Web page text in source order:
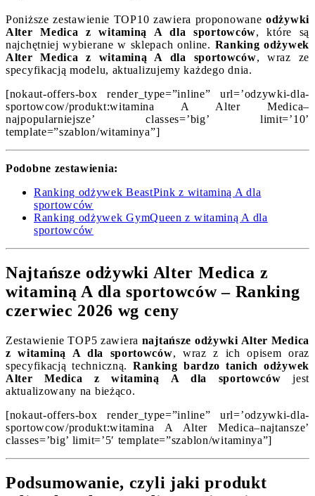
Poniższe zestawienie TOP10 zawiera proponowaneodżywki
Alter Medica z witaminą A dla sportowców, które są
najchętniej wybierane w sklepach online. Ranking odżywek
Alter Medica z witaminą A dla sportowców, wraz ze
specyfikacją modelu, aktualizujemy każdego dnia.
[nokaut-offers-box render_type=”inline” url=’odzywki-dla-
sportowcow/produkt:witamina A Alter Medica–
najpopularniejsze’ classes=’big’ limit=’10’
template=”szablon/witaminya”]
Podobne zestawienia:
Ranking odżywek BeastPink z witaminą A dla
sportowców
Ranking odżywek GymQueen z witaminą A dla
sportowców
Najtańsze odżywki Alter Medica z
witaminą A dla sportowców – Ranking
czerwiec 2026 wg ceny
Zestawienie TOP5 zawiera najtańsze odżywki Alter Medica
z witaminą A dla sportowców, wraz z ich opisem oraz
specyfikacją techniczną. Ranking bardzo tanich odżywek
Alter Medica z witaminą A dla sportowców jest
aktualizowany na bieżąco.
[nokaut-offers-box render_type=”inline” url=’odzywki-dla-
sportowcow/produkt:witamina A Alter Medica–najtansze’
classes=’big’ limit=’5′ template=”szablon/witaminya”]
Podsumowanie, czyli jaki produkt